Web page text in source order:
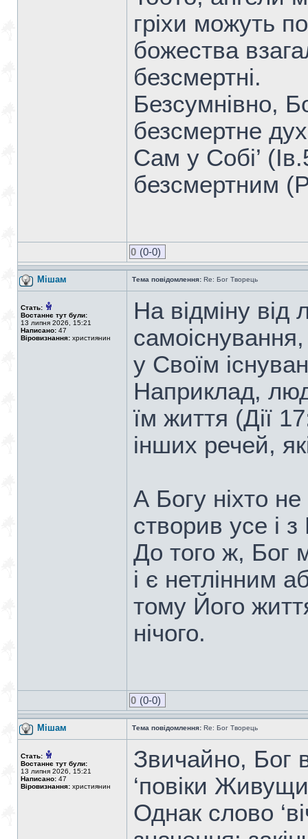
гріхи можуть
божества
безсмертні.
Безсумнівно,
безсмертне
Сам у Собі’
безсмертним
0 (0-0)
Мішам Тема повідомлення: Re: Бог Творець
Стать:
Востаннє тут були:
13 липня 2026, 15:21
Написано: 47
Віровизнання: християнин
На відміну від
у Своїм
Наприклад,
їм життя (Дії
інших речей,
А Богу ніхто
створив усе і
До того ж, Бог
і є нетлінним
тому Його
нічого.
0 (0-0)
Мішам Тема повідомлення: Re: Бог Творець
Стать:
Востаннє тут були:
13 липня 2026, 15:21
Написано: 47
Віровизнання: християнин
Звичайно, Бог
‘повіки
Однак слово